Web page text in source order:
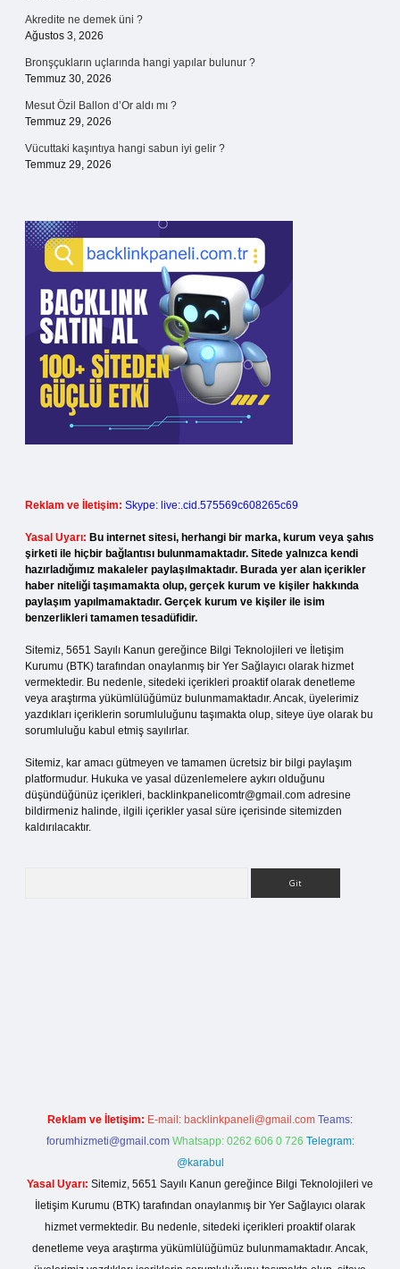
Akredite ne demek üni ?
Ağustos 3, 2026
Bronşçukların uçlarında hangi yapılar bulunur ?
Temmuz 30, 2026
Mesut Özil Ballon d’Or aldı mı ?
Temmuz 29, 2026
Vücuttaki kaşıntıya hangi sabun iyi gelir ?
Temmuz 29, 2026
Reklam ve İletişim: Skype: live:.cid.575569c608265c69
Yasal Uyarı: Bu internet sitesi, herhangi bir marka, kurum veya şahıs
şirketi ile hiçbir bağlantısı bulunmamaktadır. Sitede yalnızca kendi
hazırladığımız makaleler paylaşılmaktadır. Burada yer alan içerikler
haber niteliği taşımamakta olup, gerçek kurum ve kişiler hakkında
paylaşım yapılmamaktadır. Gerçek kurum ve kişiler ile isim
benzerlikleri tamamen tesadüfidir.
Sitemiz, 5651 Sayılı Kanun gereğince Bilgi Teknolojileri ve İletişim
Kurumu (BTK) tarafından onaylanmış bir Yer Sağlayıcı olarak hizmet
vermektedir. Bu nedenle, sitedeki içerikleri proaktif olarak denetleme
veya araştırma yükümlülüğümüz bulunmamaktadır. Ancak, üyelerimiz
yazdıkları içeriklerin sorumluluğunu taşımakta olup, siteye üye olarak bu
sorumluluğu kabul etmiş sayılırlar.
Sitemiz, kar amacı gütmeyen ve tamamen ücretsiz bir bilgi paylaşım
platformudur. Hukuka ve yasal düzenlemelere aykırı olduğunu
düşündüğünüz içerikleri, backlinkpanelicomtr@gmail.com adresine
bildirmeniz halinde, ilgili içerikler yasal süre içerisinde sitemizden
kaldırılacaktır.
Reklam ve İletişim: E-mail: backlinkpaneli@gmail.com Teams:
forumhizmeti@gmail.com Whatsapp: 0262 606 0 726 Telegram:
@karabul
Yasal Uyarı: Sitemiz, 5651 Sayılı Kanun gereğince Bilgi Teknolojileri ve
İletişim Kurumu (BTK) tarafından onaylanmış bir Yer Sağlayıcı olarak
hizmet vermektedir. Bu nedenle, sitedeki içerikleri proaktif olarak
denetleme veya araştırma yükümlülüğümüz bulunmamaktadır. Ancak,